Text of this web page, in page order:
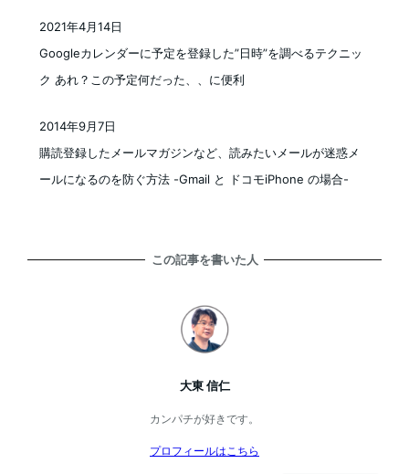
Googleカレンダーに予定を登録した”日時”を調べるテクニッ
ク あれ？この予定何だった、、に便利
2021年4月14日
購読登録したメールマガジンなど、読みたいメールが迷惑メ
ールになるのを防ぐ方法 -Gmail と ドコモiPhone の場合-
2014年9月7日
この記事を書いた人
大東 信仁
カンパチが好きです。
プロフィールはこちら